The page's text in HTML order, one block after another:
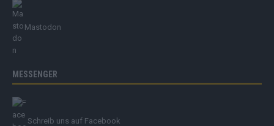
Mastodon
MESSENGER
Schreib uns auf Facebook